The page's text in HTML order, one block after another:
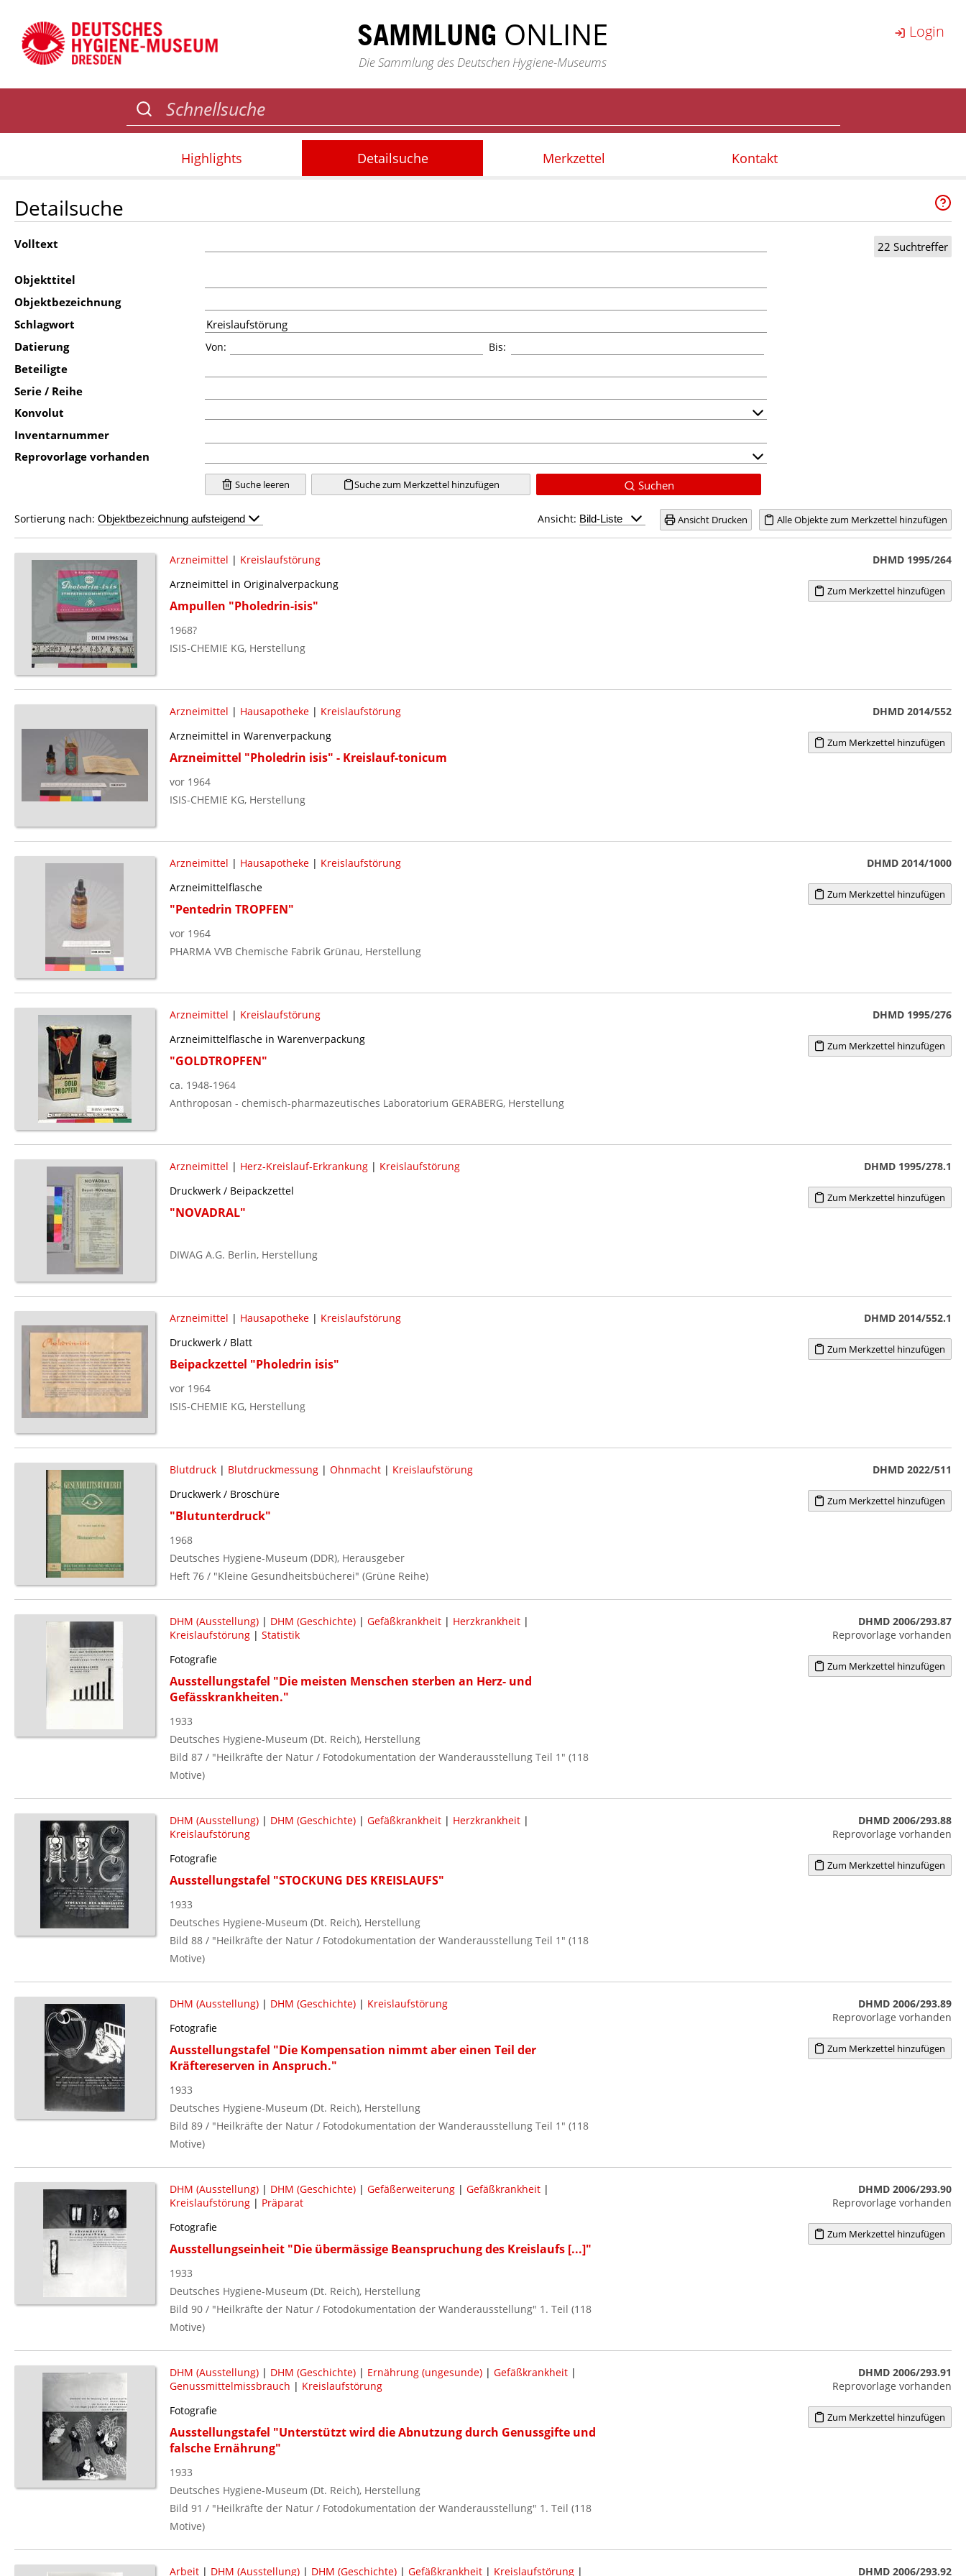
SAMMLUNG ONLINE
Die Sammlung des Deutschen Hygiene-Museums
Login
Highlights Detailsuche Merkzettel Kontakt
Detailsuche
22 Suchtreffer
Volltext
Objekttitel
Objektbezeichnung
Schlagwort
Datierung
Von: Bis:
Beteiligte
Serie / Reihe
Konvolut
Inventarnummer
Reprovorlage vorhanden
Suche leeren Suche zum Merkzettel hinzufügen Suchen
Alle Objekte zum Merkzettel hinzufügen
Ansicht Drucken
Ansicht:
Sortierung nach:
Arzneimittel | Kreislaufstörung
Arzneimittel in Originalverpackung
Ampullen "Pholedrin-isis"
1968?
ISIS-CHEMIE KG, Herstellung
DHMD 1995/264
Zum Merkzettel hinzufügen
Arzneimittel | Hausapotheke| Kreislaufstörung
Arzneimittel in Warenverpackung
Arzneimittel "Pholedrin isis" - Kreislauf-tonicum
vor 1964
ISIS-CHEMIE KG, Herstellung
DHMD 2014/552
Zum Merkzettel hinzufügen
Arzneimittel | Hausapotheke| Kreislaufstörung
Arzneimittelflasche
"Pentedrin TROPFEN"
vor 1964
PHARMA VVB Chemische Fabrik Grünau, Herstellung
DHMD 2014/1000
Zum Merkzettel hinzufügen
Arzneimittel | Kreislaufstörung
Arzneimittelflasche in Warenverpackung
"GOLDTROPFEN"
ca. 1948-1964
Anthroposan - chemisch-pharmazeutisches Laboratorium GERABERG, Herstellung
DHMD 1995/276
Zum Merkzettel hinzufügen
Arzneimittel | Herz-Kreislauf-Erkrankung| Kreislaufstörung
Druckwerk / Beipackzettel
"NOVADRAL"
DIWAG A.G. Berlin, Herstellung
DHMD 1995/278.1
Zum Merkzettel hinzufügen
Arzneimittel | Hausapotheke| Kreislaufstörung
Druckwerk / Blatt
Beipackzettel "Pholedrin isis"
vor 1964
ISIS-CHEMIE KG, Herstellung
DHMD 2014/552.1
Zum Merkzettel hinzufügen
Blutdruck| Blutdruckmessung| Ohnmacht| Kreislaufstörung
Druckwerk / Broschüre
"Blutunterdruck"
1968
Deutsches Hygiene-Museum (DDR), Herausgeber
Heft 76 / "Kleine Gesundheitsbücherei" (Grüne Reihe)
DHMD 2022/511
Zum Merkzettel hinzufügen
DHM (Ausstellung)| DHM (Geschichte)| Gefäßkrankheit| Herzkrankheit|
Kreislaufstörung| Statistik
Fotografie
Ausstellungstafel "Die meisten Menschen sterben an Herz- und
Gefässkrankheiten."
1933
Deutsches Hygiene-Museum (Dt. Reich), Herstellung
Bild 87 / "Heilkräfte der Natur / Fotodokumentation der Wanderausstellung Teil 1" (118
Motive)
DHMD 2006/293.87
Reprovorlage vorhanden
Zum Merkzettel hinzufügen
DHM (Ausstellung)| DHM (Geschichte)| Gefäßkrankheit| Herzkrankheit|
Kreislaufstörung
Fotografie
Ausstellungstafel "STOCKUNG DES KREISLAUFS"
1933
Deutsches Hygiene-Museum (Dt. Reich), Herstellung
Bild 88 / "Heilkräfte der Natur / Fotodokumentation der Wanderausstellung Teil 1" (118
Motive)
DHMD 2006/293.88
Reprovorlage vorhanden
Zum Merkzettel hinzufügen
DHM (Ausstellung)| DHM (Geschichte)| Kreislaufstörung
Fotografie
Ausstellungstafel "Die Kompensation nimmt aber einen Teil der
Kräftereserven in Anspruch."
1933
Deutsches Hygiene-Museum (Dt. Reich), Herstellung
Bild 89 / "Heilkräfte der Natur / Fotodokumentation der Wanderausstellung Teil 1" (118
Motive)
DHMD 2006/293.89
Reprovorlage vorhanden
Zum Merkzettel hinzufügen
DHM (Ausstellung)| DHM (Geschichte)| Gefäßerweiterung| Gefäßkrankheit|
Kreislaufstörung| Präparat
Fotografie
Ausstellungseinheit "Die übermässige Beanspruchung des Kreislaufs [...]"
1933
Deutsches Hygiene-Museum (Dt. Reich), Herstellung
Bild 90 / "Heilkräfte der Natur / Fotodokumentation der Wanderausstellung" 1. Teil (118
Motive)
DHMD 2006/293.90
Reprovorlage vorhanden
Zum Merkzettel hinzufügen
DHM (Ausstellung)| DHM (Geschichte)| Ernährung (ungesunde)| Gefäßkrankheit|
Genussmittelmissbrauch | Kreislaufstörung
Fotografie
Ausstellungstafel "Unterstützt wird die Abnutzung durch Genussgifte und
falsche Ernährung"
1933
Deutsches Hygiene-Museum (Dt. Reich), Herstellung
Bild 91 / "Heilkräfte der Natur / Fotodokumentation der Wanderausstellung" 1. Teil (118
Motive)
DHMD 2006/293.91
Reprovorlage vorhanden
Zum Merkzettel hinzufügen
Arbeit| DHM (Ausstellung)| DHM (Geschichte)| Gefäßkrankheit| Kreislaufstörung| DHMD 2006/293.92